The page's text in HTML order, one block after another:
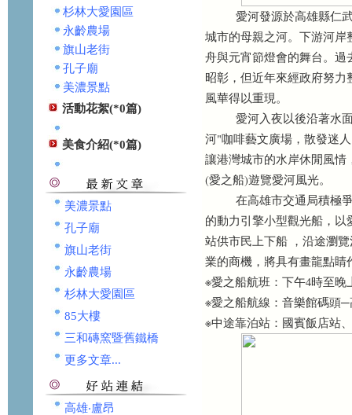
杉林大愛園區
永齡農場
旗山老街
孔子廟
美濃景點
活動花絮(*0篇)
美食介紹(*0篇)
美濃景點
孔子廟
旗山老街
永齡農場
杉林大愛園區
85大樓
三和磚窯暨舊鐵橋
更多文章...
高雄‧盧昂
愛河發源於高雄縣仁武
城市的母親之河。下游河
舟與元宵節燈會的舞台。
昭彰，但近年來經政府努
風華得以重現。
愛河入夜以後沿著水面
河"咖啡藝文廣場，散發迷
讓港灣城市的水岸休閒風情
(愛之船)遊覽愛河風光。
在高雄市交通局積極爭
的動力引擎小型觀光船，
站供市民上下船 ，沿途瀏
業的商機，將具有畫龍點睛
※愛之船航班：下午4時至晚
※愛之船航線：音樂館碼頭
※中途靠泊站：國賓飯店站